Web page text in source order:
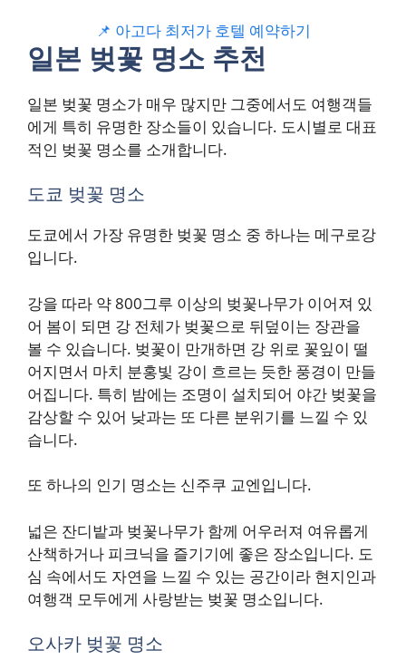
📌 아고다 최저가 호텔 예약하기
일본 벚꽃 명소 추천
일본 벚꽃 명소가 매우 많지만 그중에서도 여행객들
에게 특히 유명한 장소들이 있습니다. 도시별로 대표
적인 벚꽃 명소를 소개합니다.
도쿄 벚꽃 명소
도쿄에서 가장 유명한 벚꽃 명소 중 하나는 메구로강
입니다.
강을 따라 약 800그루 이상의 벚꽃나무가 이어져 있
어 봄이 되면 강 전체가 벚꽃으로 뒤덮이는 장관을
볼 수 있습니다. 벚꽃이 만개하면 강 위로 꽃잎이 떨
어지면서 마치 분홍빛 강이 흐르는 듯한 풍경이 만들
어집니다. 특히 밤에는 조명이 설치되어 야간 벚꽃을
감상할 수 있어 낮과는 또 다른 분위기를 느낄 수 있
습니다.
또 하나의 인기 명소는 신주쿠 교엔입니다.
넓은 잔디밭과 벚꽃나무가 함께 어우러져 여유롭게
산책하거나 피크닉을 즐기기에 좋은 장소입니다. 도
심 속에서도 자연을 느낄 수 있는 공간이라 현지인과
여행객 모두에게 사랑받는 벚꽃 명소입니다.
오사카 벚꽃 명소